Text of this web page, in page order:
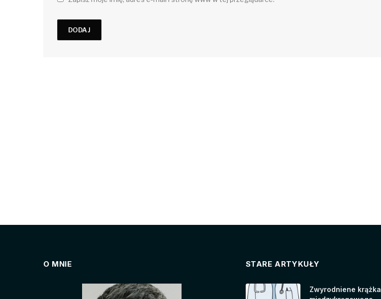
O MNIE STARE ARTYKUŁY
Zwyrodniene krążka